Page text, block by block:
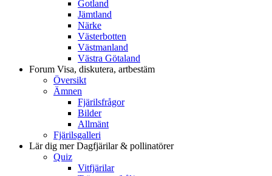
Gotland
Jämtland
Närke
Västerbotten
Västmanland
Västra Götaland
Forum Visa, diskutera, artbestäm
Översikt
Ämnen
Fjärilsfrågor
Bilder
Allmänt
Fjärilsgalleri
Lär dig merDagfjärilar & pollinatörer
Quiz
Vitfjärilar